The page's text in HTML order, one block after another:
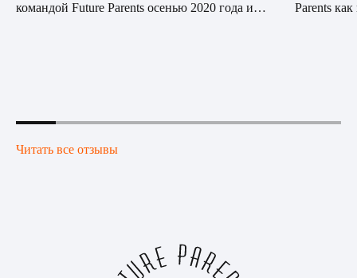
командой Future Parents осенью 2020 года и
Parents
Читать все отзывы